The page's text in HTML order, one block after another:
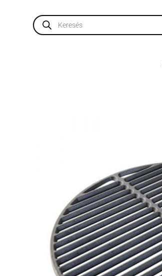
Products
search